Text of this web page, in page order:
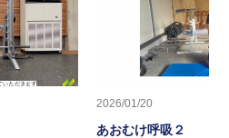
2026/01/20
あおむけ呼吸２